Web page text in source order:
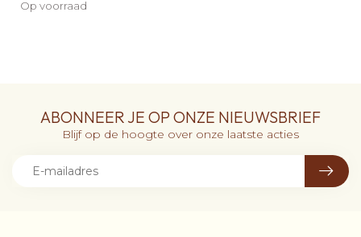
Op voorraad
ABONNEER JE OP ONZE NIEUWSBRIEF
Blijf op de hoogte over onze laatste acties